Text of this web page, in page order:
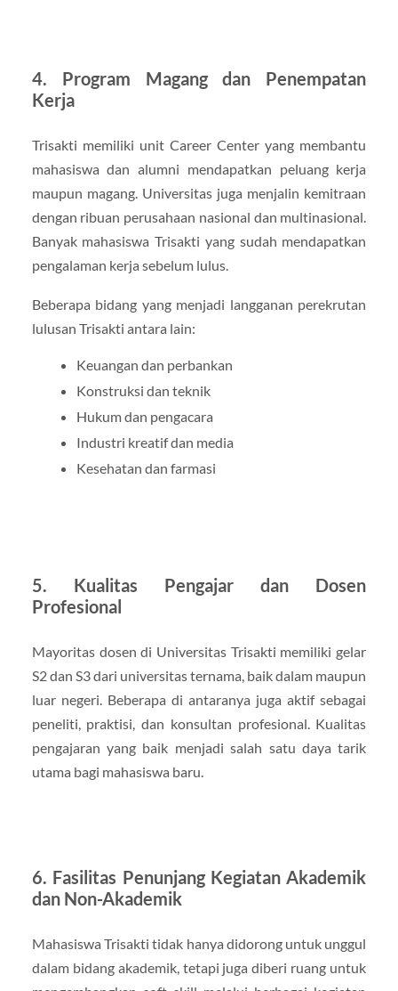
4. Program Magang dan Penempatan
Kerja
Trisakti memiliki unit Career Center yang membantu
mahasiswa dan alumni mendapatkan peluang kerja
maupun magang. Universitas juga menjalin kemitraan
dengan ribuan perusahaan nasional dan multinasional.
Banyak mahasiswa Trisakti yang sudah mendapatkan
pengalaman kerja sebelum lulus.
Beberapa bidang yang menjadi langganan perekrutan
lulusan Trisakti antara lain:
Keuangan dan perbankan
Konstruksi dan teknik
Hukum dan pengacara
Industri kreatif dan media
Kesehatan dan farmasi
5. Kualitas Pengajar dan Dosen
Profesional
Mayoritas dosen di Universitas Trisakti memiliki gelar
S2 dan S3 dari universitas ternama, baik dalam maupun
luar negeri. Beberapa di antaranya juga aktif sebagai
peneliti, praktisi, dan konsultan profesional. Kualitas
pengajaran yang baik menjadi salah satu daya tarik
utama bagi mahasiswa baru.
6. Fasilitas Penunjang Kegiatan Akademik
dan Non-Akademik
Mahasiswa Trisakti tidak hanya didorong untuk unggul
dalam bidang akademik, tetapi juga diberi ruang untuk